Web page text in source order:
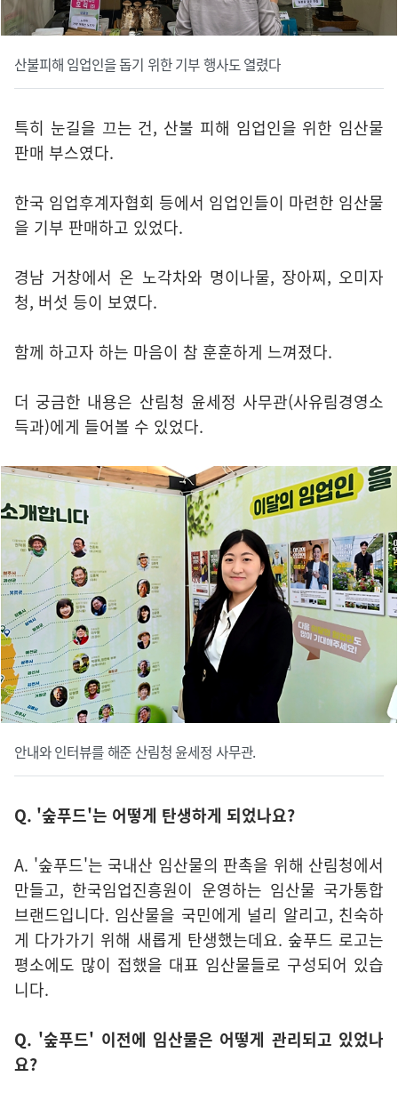
산불피해 임업인을 돕기 위한 기부 행사도 열렸다
특히 눈길을 끄는 건, 산불 피해 임업인을 위한 임산물
판매 부스였다.
한국 임업후계자협회 등에서 임업인들이 마련한 임산물
을 기부 판매하고 있었다.
경남 거창에서 온 노각차와 명이나물, 장아찌, 오미자
청, 버섯 등이 보였다.
함께 하고자 하는 마음이 참 훈훈하게 느껴졌다.
더 궁금한 내용은 산림청 윤세정 사무관(사유림경영소
득과)에게 들어볼 수 있었다.
안내와 인터뷰를 해준 산림청 윤세정 사무관.
Q. '숲푸드'는 어떻게 탄생하게 되었나요?
A. '숲푸드'는 국내산 임산물의 판촉을 위해 산림청에서
만들고, 한국임업진흥원이 운영하는 임산물 국가통합
브랜드입니다. 임산물을 국민에게 널리 알리고, 친숙하
게 다가가기 위해 새롭게 탄생했는데요. 숲푸드 로고는
평소에도 많이 접했을 대표 임산물들로 구성되어 있습
니다.
Q. '숲푸드' 이전에 임산물은 어떻게 관리되고 있었나
요?